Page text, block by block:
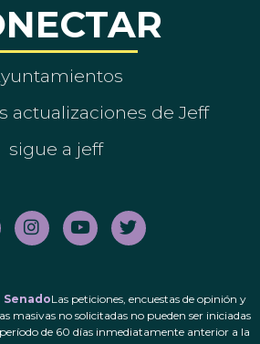
actualizaciones de Jeff
sigue a jeff
Las peticiones, encuestas de opinión y
masivas no solicitadas no pueden ser iniciadas
de 60 días inmediatamente anterior a la